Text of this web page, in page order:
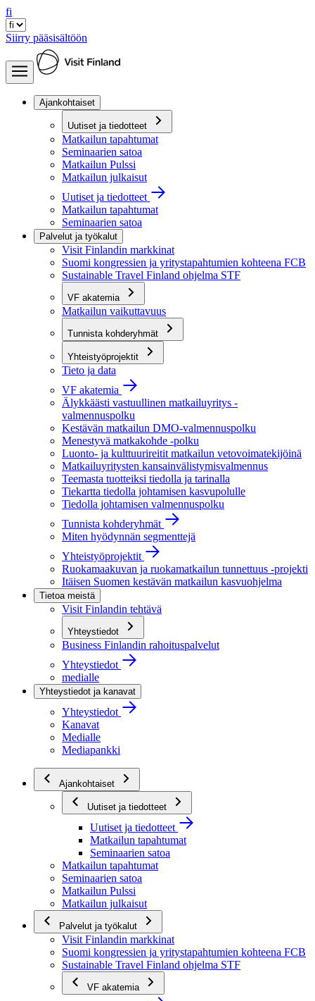
fi
Siirry pääsisältöön
Ajankohtaiset
Uutiset ja tiedotteet
Matkailun tapahtumat
Seminaarien satoa
Matkailun Pulssi
Matkailun julkaisut
Uutiset ja tiedotteet
Matkailun tapahtumat
Seminaarien satoa
Palvelut ja työkalut
Visit Finlandin markkinat
Suomi kongressien ja yritystapahtumien kohteena FCB
Sustainable Travel Finland ohjelma STF
VF akatemia
Matkailun vaikuttavuus
Tunnista kohderyhmät
Yhteistyöprojektit
Tieto ja data
VF akatemia
Älykkäästi vastuullinen matkailuyritys -
valmennuspolku
Kestävän matkailun DMO-valmennuspolku
Menestyvä matkakohde -polku
Luonto- ja kulttuurireitit matkailun vetovoimatekijöinä
Matkailuyritysten kansainvälistymisvalmennus
Teemasta tuotteiksi tiedolla ja tarinalla
Tiekartta tiedolla johtamisen kasvupolulle
Tiedolla johtamisen valmennuspolku
Tunnista kohderyhmät
Miten hyödynnän segmenttejä
Yhteistyöprojektit
Ruokamaakuvan ja ruokamatkailun tunnettuus -projekti
Itäisen Suomen kestävän matkailun kasvuohjelma
Tietoa meistä
Visit Finlandin tehtävä
Yhteystiedot
Business Finlandin rahoituspalvelut
Yhteystiedot
medialle
Yhteystiedot ja kanavat
Yhteystiedot
Kanavat
Medialle
Mediapankki
Ajankohtaiset
Uutiset ja tiedotteet
Uutiset ja tiedotteet
Matkailun tapahtumat
Seminaarien satoa
Matkailun tapahtumat
Seminaarien satoa
Matkailun Pulssi
Matkailun julkaisut
Palvelut ja työkalut
Visit Finlandin markkinat
Suomi kongressien ja yritystapahtumien kohteena FCB
Sustainable Travel Finland ohjelma STF
VF akatemia